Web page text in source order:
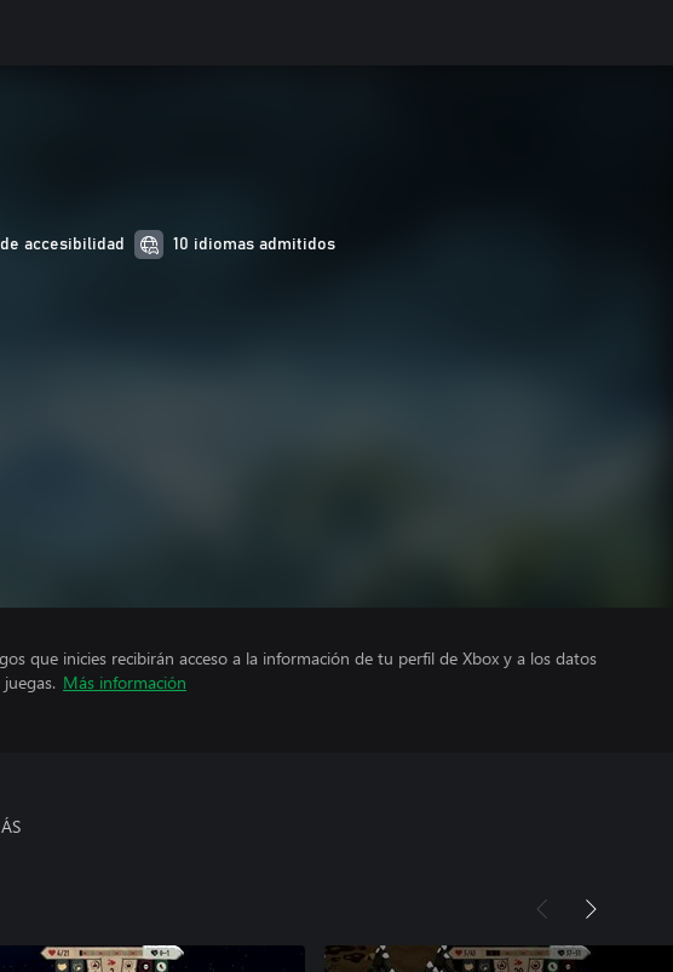
accesibilidad 10 idiomas admitidos
que inicies recibirán acceso a la información de tu perfil de Xbox y a los datos
Más información